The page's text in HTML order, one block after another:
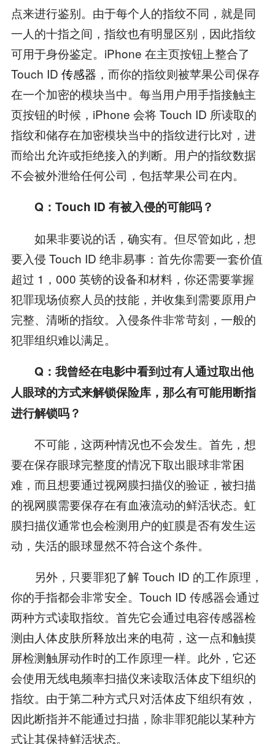
点来进行鉴别。由于每个人的指纹不同，就是同
一人的十指之间，指纹也有明显区别，因此指纹
可用于身份鉴定。iPhone 在主页按钮上整合了
Touch ID 传感器 ，而你的指纹则被苹果公司保存
在一个加密的模块当中。每当用户用手指接触主
页按钮的时候，iPhone 会将 Touch ID 所读取的
指纹和储存在加密模块当中的指纹进行比对，进
而给出允许或拒绝接入的判断。用户的指纹数据
不会被外泄给任何公司，包括苹果公司在内。
Q：Touch ID 有被入侵的可能吗？
如果非要说的话，确实有。但尽管如此，想
要入侵 Touch ID 绝非易事：首先你需要一套价值
超过 1，000 英镑的设备和材料，你还需要掌握
犯罪现场侦察人员的技能，并收集到需要原用户
完整、清晰的指纹。入侵条件非常苛刻，一般的
犯罪组织难以满足。
Q：我曾经在电影中看到过有人通过取出他
人眼球的方式来解锁保险库，那么有可能用断指
进行解锁吗？
不可能，这两种情况也不会发生。首先，想
要在保存眼球完整度的情况下取出眼球非常困
难，而且想要通过视网膜扫描仪的验证，被扫描
的视网膜需要保存在有血液流动的鲜活状态。虹
膜扫描仪通常也会检测用户的虹膜是否有发生运
动，失活的眼球显然不符合这个条件。
另外，只要罪犯了解 Touch ID 的工作原理，
你的手指都会非常安全。Touch ID 传感器会通过
两种方式读取指纹。首先它会通过电容传感器检
测由人体皮肤所释放出来的电荷，这一点和触摸
屏检测触屏动作时的工作原理一样。此外，它还
会使用无线电频率扫描仪来读取活体皮下组织的
指纹。由于第二种方式只对活体皮下组织有效，
因此断指并不能通过扫描，除非罪犯能以某种方
式让其保持鲜活状态。